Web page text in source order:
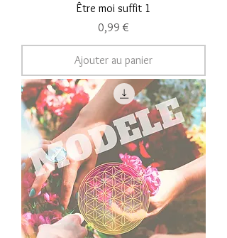
Être moi suffit 1
Prix
0,99 €
Ajouter au panier